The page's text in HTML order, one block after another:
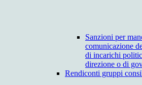
Sanzioni per
comunicazione
di incarichi
direzione o di
Rendiconti gruppi